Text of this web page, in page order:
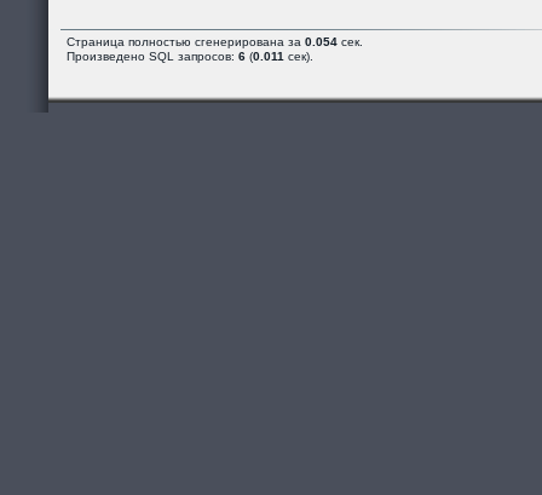
Страница полностью сгенерирована за 0.054 сек.
Произведено SQL запросов: 6 (0.011 сек).